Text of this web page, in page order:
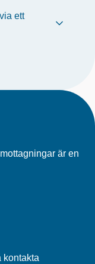
ett
är en
kontakta